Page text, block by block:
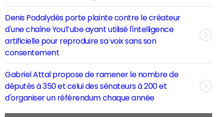
Denis Podalydès porte plainte contre le créateur
d'une chaîne YouTube ayant utilisé l'intelligence
artificielle pour reproduire sa voix sans son
consentement
Gabriel Attal propose de ramener le nombre de
députés à 350 et celui des sénateurs à 200 et
d'organiser un référendum chaque année